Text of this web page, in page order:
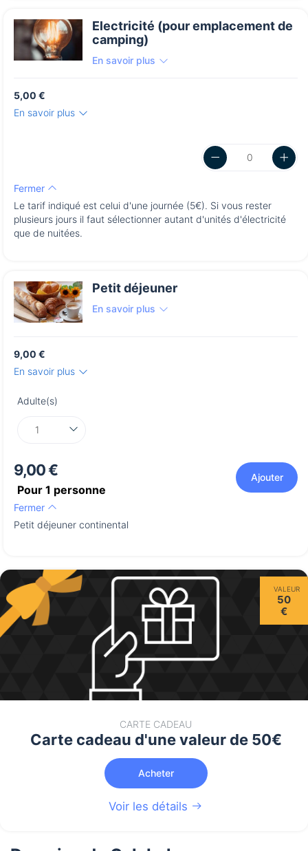
Electricité (pour emplacement de
camping)
En savoir plus
5,00 €
En savoir plus
Fermer
Le tarif indiqué est celui d'une journée (5€). Si vous rester
plusieurs jours il faut sélectionner autant d'unités d'électricité
que de nuitées.
Petit déjeuner
En savoir plus
9,00 €
En savoir plus
Adulte(s)
9,00 €
Pour 1 personne
Ajouter
Fermer
Petit déjeuner continental
VALEUR
50
€
CARTE CADEAU
Carte cadeau d'une valeur de 50€
Acheter
Voir les détails